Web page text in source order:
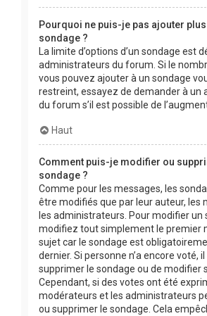
Pourquoi ne puis-je pas ajouter plus
sondage ?
La limite d’options d’un sondage est
administrateurs du forum. Si le
vous pouvez ajouter à un sondage
restreint, essayez de demander à un
du forum s’il est possible de
Haut
Comment puis-je modifier ou
sondage ?
Comme pour les messages, les
être modifiés que par leur auteur, les
les administrateurs. Pour modifier un
modifiez tout simplement le premier
sujet car le sondage est
dernier. Si personne n’a encore voté,
supprimer le sondage ou de modifier
Cependant, si des votes ont été
modérateurs et les administrateurs
ou supprimer le sondage. Cela